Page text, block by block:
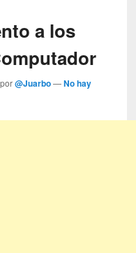
a los
por@Juarbo —No hay